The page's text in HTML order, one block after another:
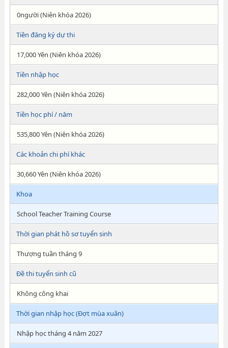
0người (Niên khóa 2026)
Tiền đăng ký dự thi
17,000 Yên (Niên khóa 2026)
Tiền nhập học
282,000 Yên (Niên khóa 2026)
Tiền học phí / năm
535,800 Yên (Niên khóa 2026)
Các khoản chi phí khác
30,660 Yên (Niên khóa 2026)
Khoa
School Teacher Training Course
Thời gian phát hồ sơ tuyển sinh
Thượng tuần tháng 9
Đề thi tuyển sinh cũ
Không công khai
Thời gian nhập học (Đợt mùa xuân)
Nhập học tháng 4 năm 2027